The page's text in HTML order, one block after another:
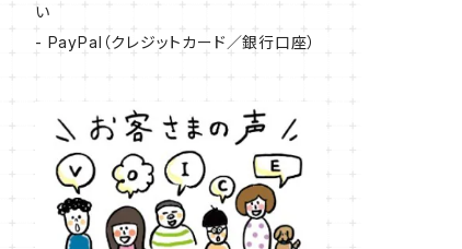
い
- PayPal（クレジットカード／銀行口座）